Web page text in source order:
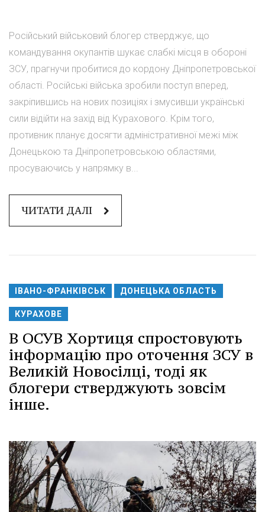
Російський військовий блогер стверджує, що
командування окупантів шукає слабкі місця в обороні
ЗСУ, прагнучи пробитися до кордону Дніпропетровської
області. Російські війська зробили поступ вперед,
закріпившись на нових позиціях і змусивши українські
сили відійти на захід від Курахового. Крім того,
противник планує досягти адміністративної межі між
Донецькою та Дніпропетровською областями,
просуваючись у напрямку в...
ЧИТАТИ ДАЛІ
ІВАНО-ФРАНКІВСЬК ДОНЕЦЬКА ОБЛАСТЬ
КУРАХОВЕ
В ОСУВ Хортиця спростовують
інформацію про оточення ЗСУ в
Великій Новосілці, тоді як
блогери стверджують зовсім
інше.